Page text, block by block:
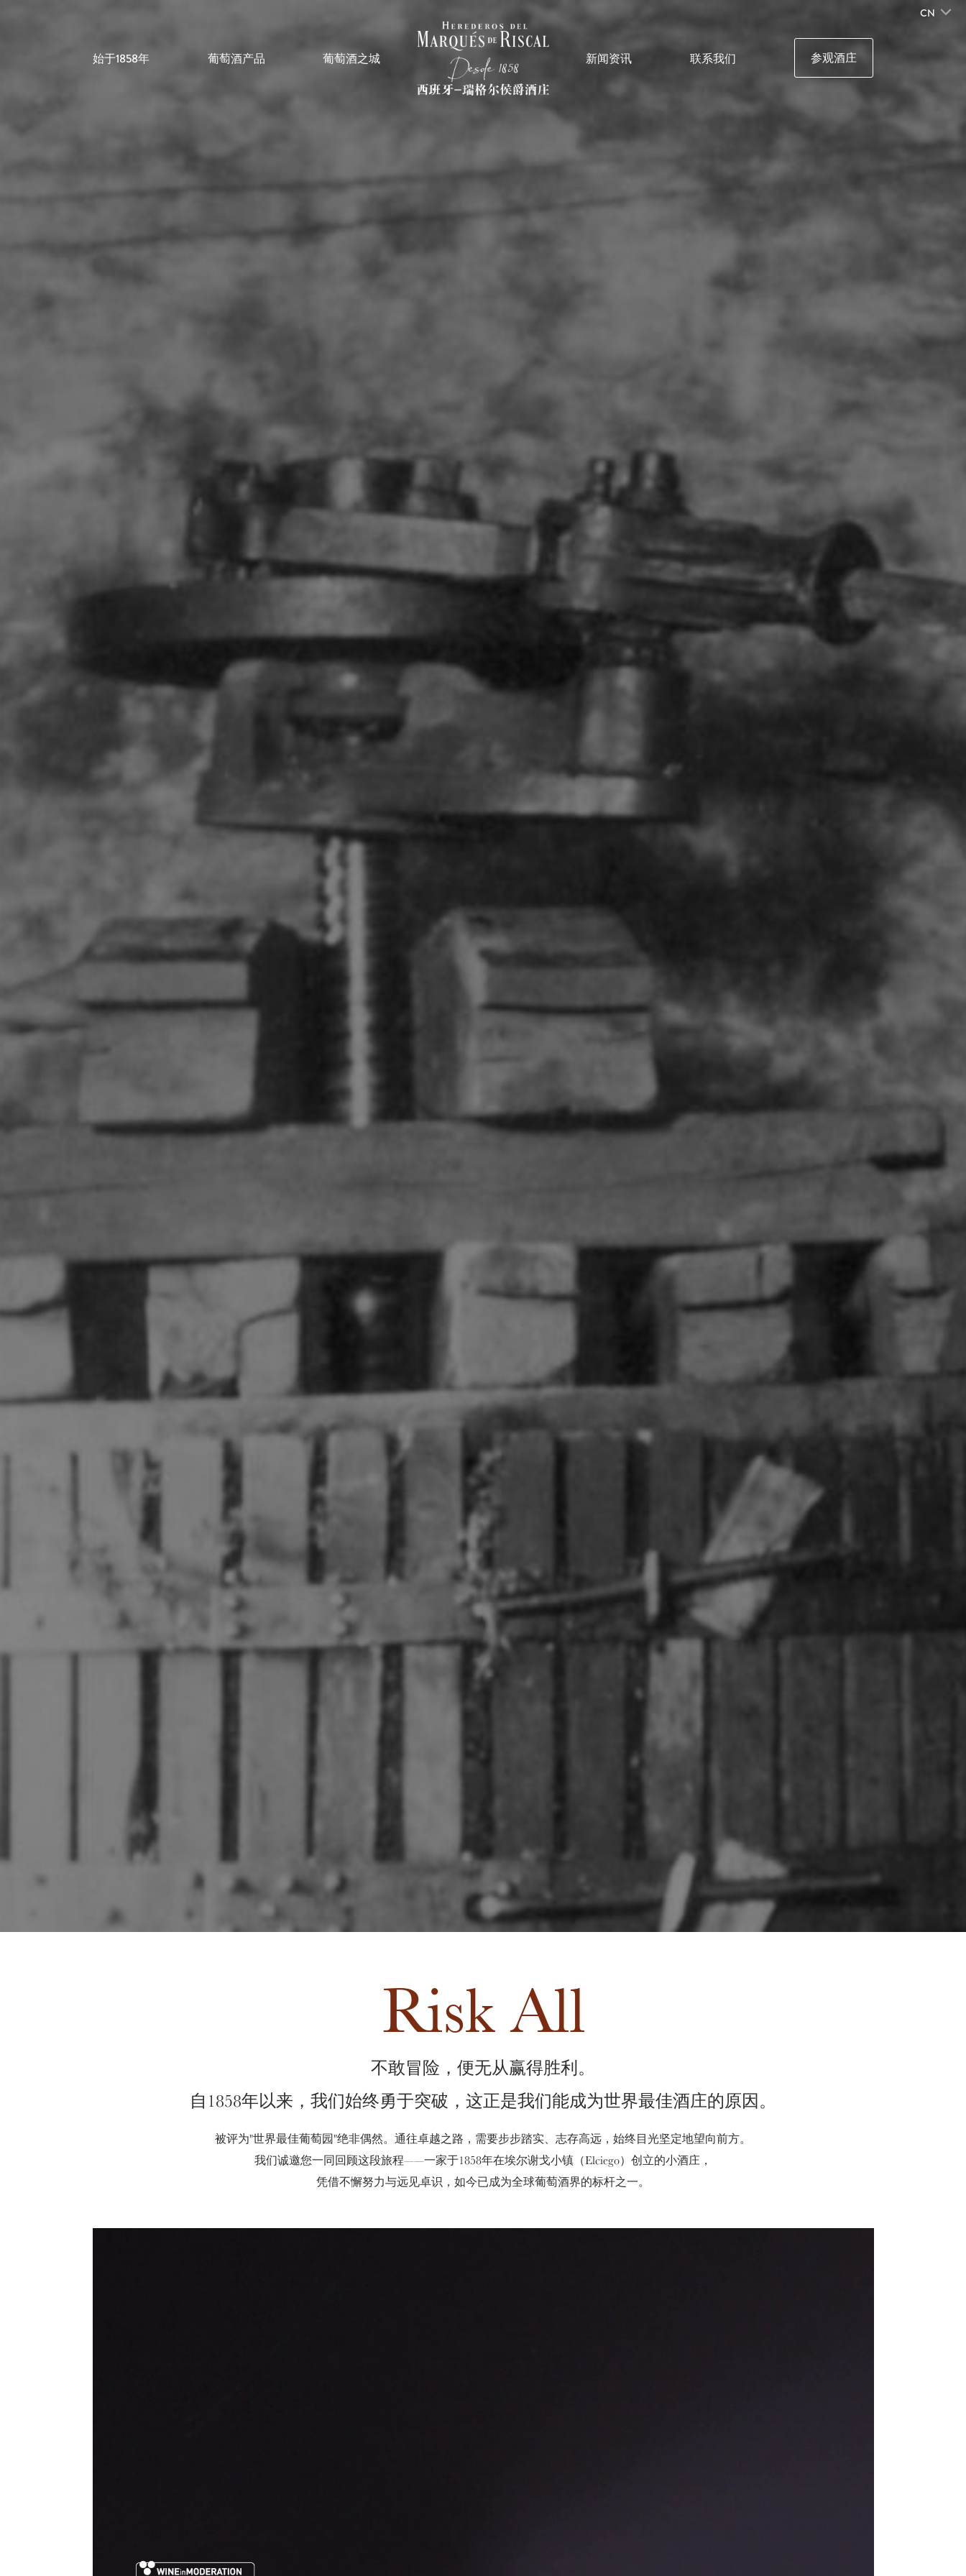
CN
始于1858年 葡萄酒产品 葡萄酒之城 新闻资讯 联系我们 参观酒庄
Risk All
不敢冒险，便无从赢得胜利。
自1858年以来，我们始终勇于突破，这正是我们能成为世界最佳酒庄的原因。
被评为"世界最佳葡萄园"绝非偶然。通往卓越之路，需要步步踏实、志存高远，始终目光坚定地望向前方。
我们诚邀您一同回顾这段旅程——一家于1858年在埃尔谢戈小镇（Elciego）创立的小酒庄，
凭借不懈努力与远见卓识，如今已成为全球葡萄酒界的标杆之一。